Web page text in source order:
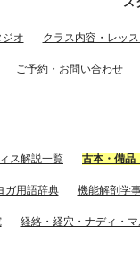
オ クラス内容・レッ
ご予約・お問い合わせ
ス解説一覧 古本・備品
ガ用語辞典 機能解剖学
経絡・経穴・ナディ・